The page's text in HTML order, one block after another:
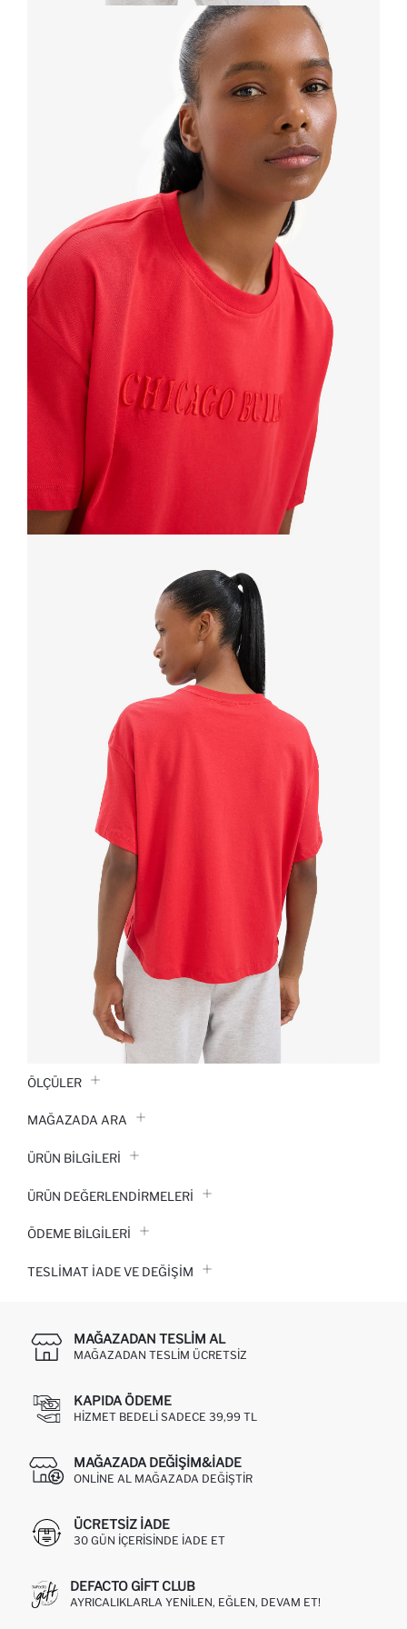
ÖLÇÜLER
MAĞAZADA ARA
ÜRÜN BILGILERI
ÜRÜN DEĞERLENDİRMELERİ
ÖDEME BİLGİLERİ
TESLIMAT İADE VE DEĞIŞIM
MAĞAZADAN TESLIM AL
MAĞAZADAN TESLIM ÜCRETSIZ
KAPIDA ÖDEME
HIZMET BEDELI SADECE 39,99 TL
MAĞAZADA DEĞIŞIM&İADE
ONLINE AL MAĞAZADA DEĞIŞTIR
ÜCRETSIZ IADE
30 GÜN IÇERISINDE IADE ET
DEFACTO GIFT CLUB
AYRICALIKLARLA YENILEN, EĞLEN, DEVAM ET!